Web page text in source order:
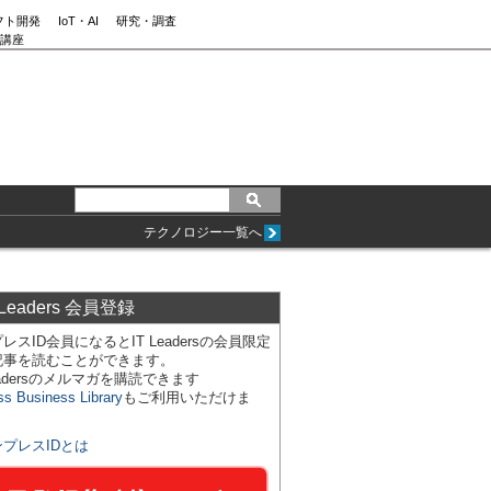
ト開発 IoT・AI
研究・調査
座
テクノロジー一覧へ
会員登録
スID会員になるとIT Leadersの会員限定
を読むことができます。
のメルマガを購読できます
Business Libraryもご利用いただけま
プレスIDとは